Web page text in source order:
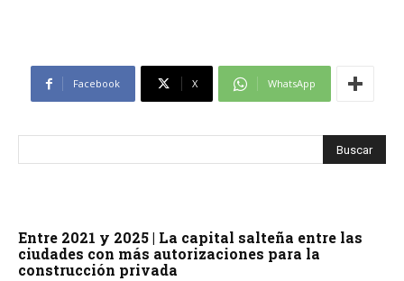
Facebook X WhatsApp
Entre 2021 y 2025 | La capital salteña entre las
ciudades con más autorizaciones para la
construcción privada